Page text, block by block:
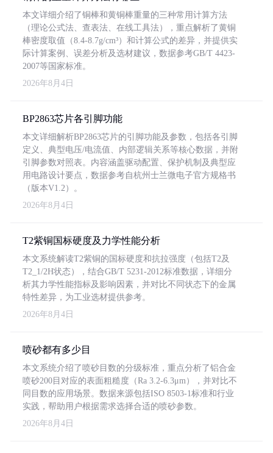
本文详细介绍了铜棒和黄铜棒重量的三种常用计算方法
（理论公式法、查表法、在线工具法），重点解析了黄铜
棒密度取值（8.4-8.7g/cm³）和计算公式的差异，并提供实
际计算案例、误差分析及选材建议，数据参考GB/T 4423-
2007等国家标准。
2026年8月4日
BP2863芯片各引脚功能
本文详细解析BP2863芯片的引脚功能及参数，包括各引脚
定义、典型电压/电流值、内部逻辑关系等核心数据，并附
引脚参数对照表。内容涵盖驱动配置、保护机制及典型应
用电路设计要点，数据参考自杭州士兰微电子官方规格书
（版本V1.2）。
2026年8月4日
T2紫铜国标硬度及力学性能分析
本文系统解读T2紫铜的国标硬度和抗拉强度（包括T2及
T2_1/2H状态），结合GB/T 5231-2012标准数据，详细分
析其力学性能指标及影响因素，并对比不同状态下的金属
特性差异，为工业选材提供参考。
2026年8月4日
喷砂都有多少目
本文系统介绍了喷砂目数的分级标准，重点分析了铝合金
喷砂200目对应的表面粗糙度（Ra 3.2-6.3μm），并对比不
同目数的应用场景。数据来源包括ISO 8503-1标准和行业
实践，帮助用户根据需求选择合适的喷砂参数。
2026年8月4日